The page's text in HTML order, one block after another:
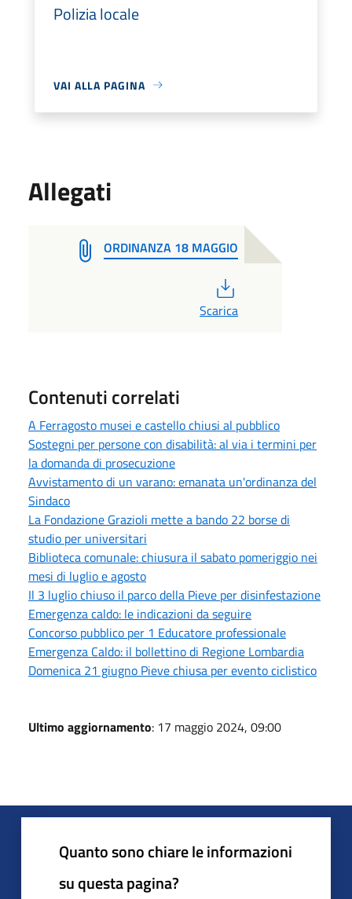
Polizia locale
VAI ALLA PAGINA
Allegati
ORDINANZA 18 MAGGIO
Scarica
Contenuti correlati
A Ferragosto musei e castello chiusi al pubblico
Sostegni per persone con disabilità: al via i termini per
la domanda di prosecuzione
Avvistamento di un varano: emanata un'ordinanza del
Sindaco
La Fondazione Grazioli mette a bando 22 borse di
studio per universitari
Biblioteca comunale: chiusura il sabato pomeriggio nei
mesi di luglio e agosto
Il 3 luglio chiuso il parco della Pieve per disinfestazione
Emergenza caldo: le indicazioni da seguire
Concorso pubblico per 1 Educatore professionale
Emergenza Caldo: il bollettino di Regione Lombardia
Domenica 21 giugno Pieve chiusa per evento ciclistico
Ultimo aggiornamento: 17 maggio 2024, 09:00
Quanto sono chiare le informazioni
su questa pagina?